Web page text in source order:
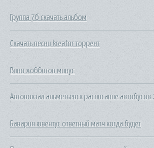
Группа 7б скачать альбом
Скачать песни kreator торрент
Вино хоббитов минус
Автовокзал альметьевск расписание
Бавария ювентус ответный матч когда будет